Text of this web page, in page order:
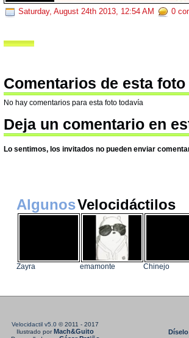
Saturday, August 24th 2013, 12:54 AM 0
Comentarios de esta foto
No hay comentarios para esta foto todavía
Deja un comentario en
Lo sentimos, los invitados no pueden enviar
AlgunosVelocidáctilos
Zayra emamonte Chinejo
Velocidactil v5.0 © 2011 - 2017
Ilustrado porMach&Guito